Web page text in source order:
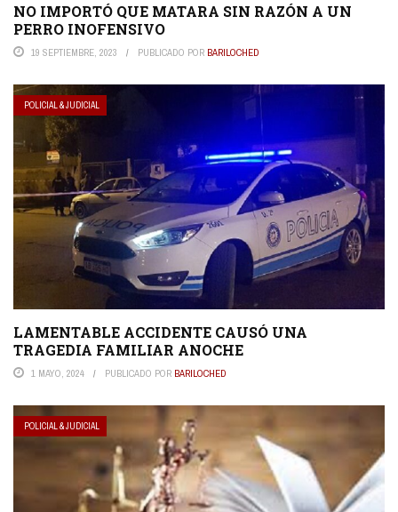
NO IMPORTÓ QUE MATARA SIN RAZÓN A UN
PERRO INOFENSIVO
19 SEPTIEMBRE, 2023 PUBLICADO POR BARILOCHED
POLICIAL & JUDICIAL
LAMENTABLE ACCIDENTE CAUSÓ UNA
TRAGEDIA FAMILIAR ANOCHE
1 MAYO, 2024 PUBLICADO POR BARILOCHED
POLICIAL & JUDICIAL